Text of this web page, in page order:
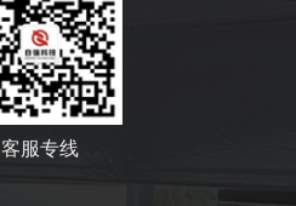
客服专线